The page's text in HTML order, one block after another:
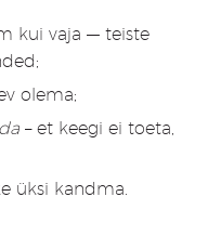
kui vaja — teiste
olema;
– et keegi ei toeta,
üksi kandma.